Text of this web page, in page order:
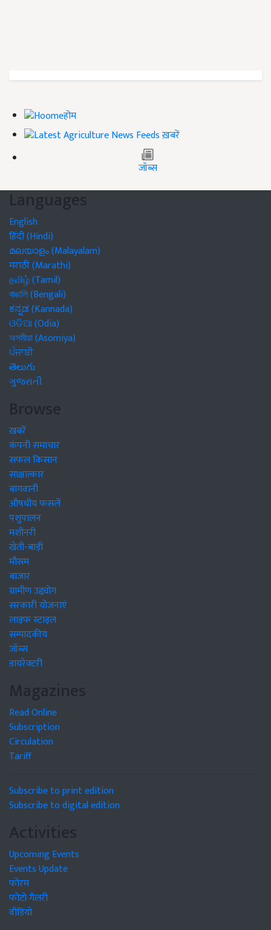
होम
ख़बरें
जॉब्स
Languages
English
हिंदी (Hindi)
മലയാളം (Malayalam)
मराठी (Marathi)
தமிழ் (Tamil)
বাঙালি (Bengali)
ಕನ್ನಡ (Kannada)
ଓଡିଆ (Odia)
অসমীয়া (Asomiya)
ਪੰਜਾਬੀ
తెలుగు
ગુજરાતી
Browse
खबरें
कंपनी समाचार
सफल किसान
साक्षात्कार
बागवानी
औषधीय फसलें
पशुपालन
मशीनरी
खेती-बाड़ी
मौसम
बाजार
ग्रामीण उद्द्योग
सरकारी योजनाएं
लाइफ स्टाइल
सम्पादकीय
जॉब्स
डायरेक्टरी
Magazines
Read Online
Subscription
Circulation
Tariff
Subscribe to print edition
Subscribe to digital edition
Activities
Upcoming Events
Events Update
फोरम
फोटो गैलरी
वीडियो